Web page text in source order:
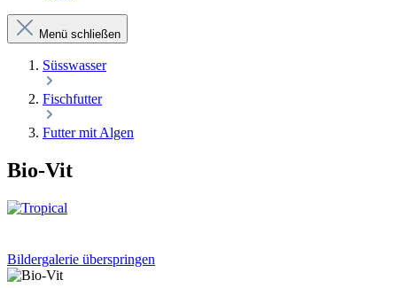
Menü schließen
Süsswasser
Fischfutter
Futter mit Algen
Bio-Vit
Bildergalerie überspringen